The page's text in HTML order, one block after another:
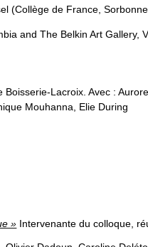
(Collège de France,
and The Belkin Art Gallery,
Boisserie-Lacroix. Avec :
Mouhanna, Elie During
» Intervenante du colloque,